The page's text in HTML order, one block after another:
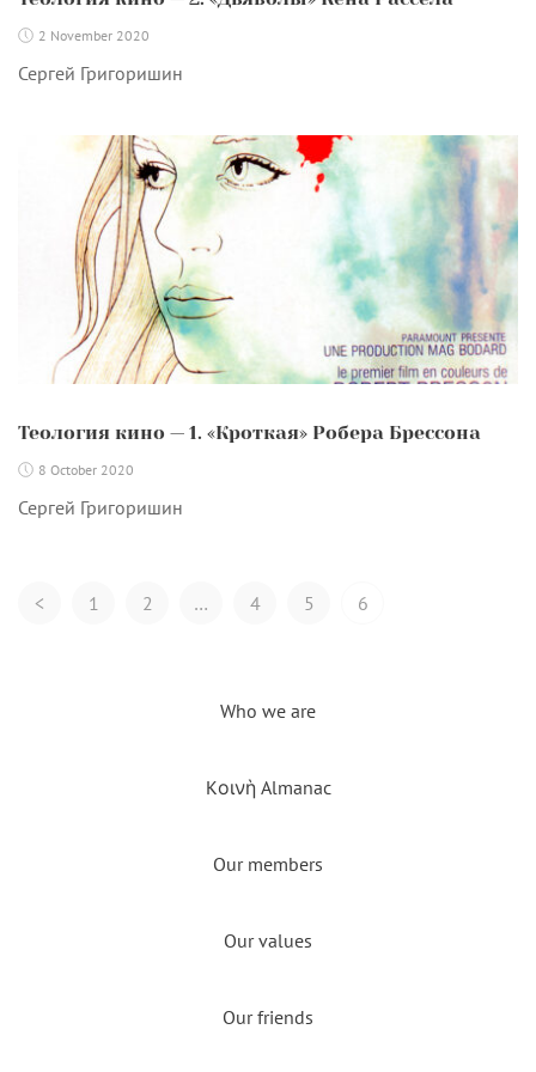
2 November 2020
Сергей Григоришин
Теология кино — 1. «Кроткая» Робера Брессона
8 October 2020
Сергей Григоришин
Posts
< 1 2 … 4 5 6
Who we are
Kοινὴ Almanac
Our members
Our values
Our friends